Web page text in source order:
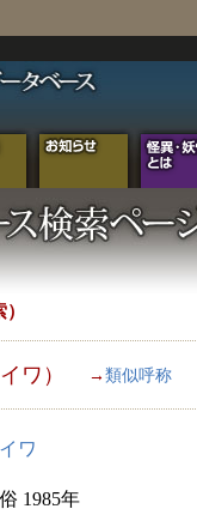
ワ） → 類似呼称
ワ
1985年